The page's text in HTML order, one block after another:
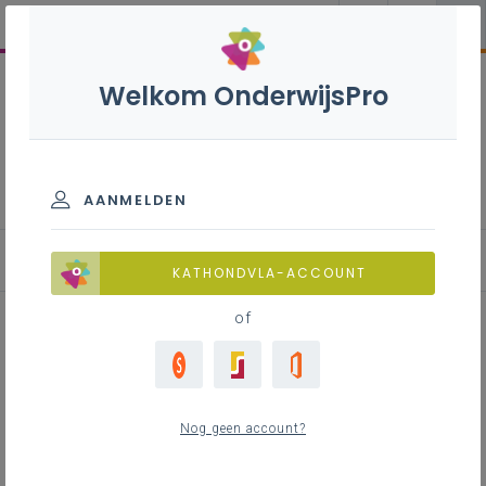
2de en 3de graad
Krachtlijn 'Betekenisvol leren en
Welkom OnderwijsPro
AANMELDEN
KATHONDVLA-ACCOUNT
of
Nog geen account?